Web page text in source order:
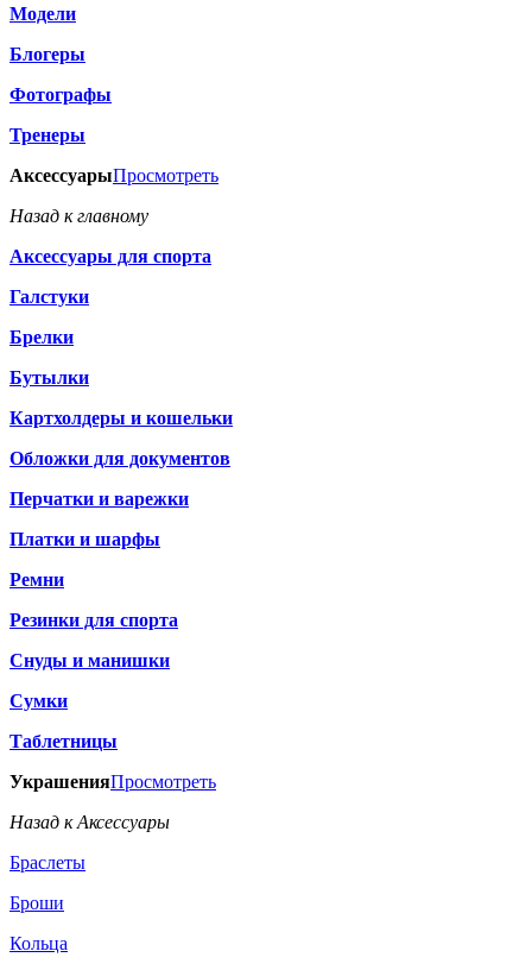
Модели
Блогеры
Фотографы
Тренеры
АксессуарыПросмотреть
Назад к главному
Аксессуары для спорта
Галстуки
Брелки
Бутылки
Картхолдеры и кошельки
Обложки для документов
Перчатки и варежки
Платки и шарфы
Ремни
Резинки для спорта
Снуды и манишки
Сумки
Таблетницы
УкрашенияПросмотреть
Назад к Аксессуары
Браслеты
Броши
Кольца